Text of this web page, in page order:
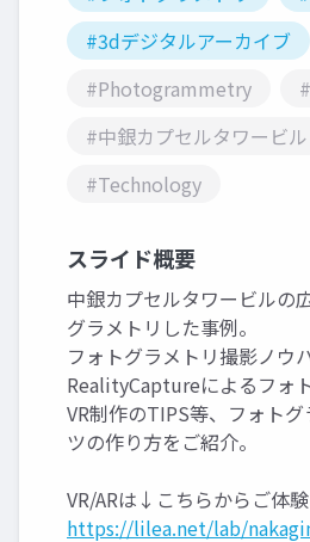
#3dデジタルアーカイブ
#Photogrammetry
#中銀カプセルタワービル
#Technology
スライド概要
中銀カプセルタワービルの
グラメトリした事例。
フォトグラメトリ撮影ノウハ
RealityCaptureによるフォ
VR制作のTIPS等、フォト
ツの作り方をご紹介。
VR/ARは↓こちらからご体
https://lilea.net/lab/